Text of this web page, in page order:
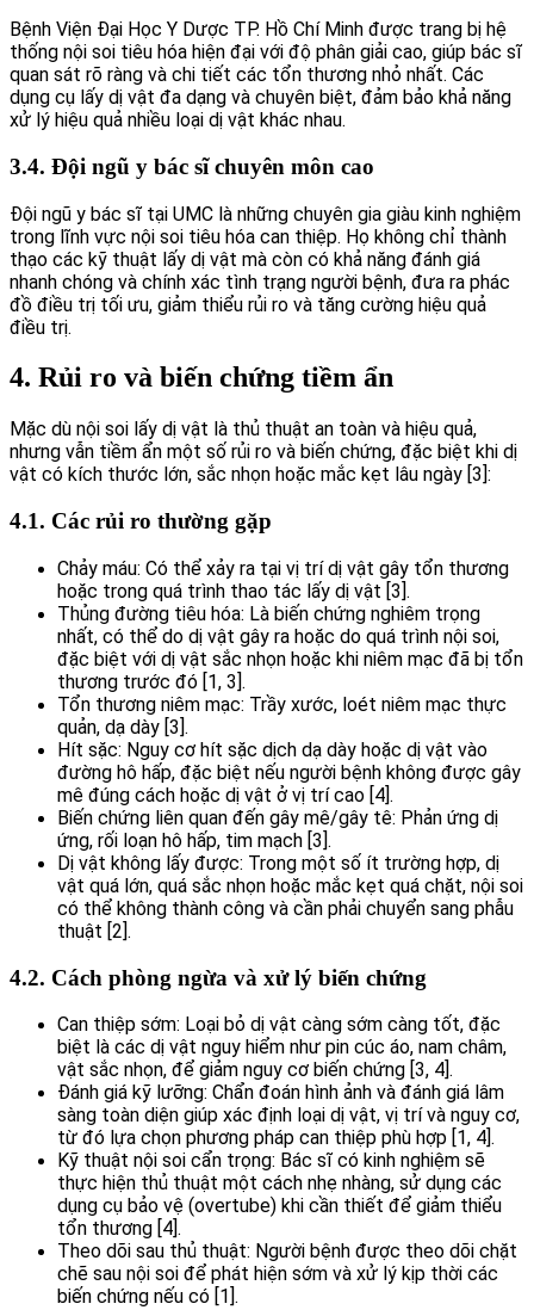
Bệnh Viện Đại Học Y Dược TP. Hồ Chí Minh được trang bị hệ
thống nội soi tiêu hóa hiện đại với độ phân giải cao, giúp bác sĩ
quan sát rõ ràng và chi tiết các tổn thương nhỏ nhất. Các
dụng cụ lấy dị vật đa dạng và chuyên biệt, đảm bảo khả năng
xử lý hiệu quả nhiều loại dị vật khác nhau.
3.4. Đội ngũ y bác sĩ chuyên môn cao
Đội ngũ y bác sĩ tại UMC là những chuyên gia giàu kinh nghiệm
trong lĩnh vực nội soi tiêu hóa can thiệp. Họ không chỉ thành
thạo các kỹ thuật lấy dị vật mà còn có khả năng đánh giá
nhanh chóng và chính xác tình trạng người bệnh, đưa ra phác
đồ điều trị tối ưu, giảm thiểu rủi ro và tăng cường hiệu quả
điều trị.
4. Rủi ro và biến chứng tiềm ẩn
Mặc dù nội soi lấy dị vật là thủ thuật an toàn và hiệu quả,
nhưng vẫn tiềm ẩn một số rủi ro và biến chứng, đặc biệt khi dị
vật có kích thước lớn, sắc nhọn hoặc mắc kẹt lâu ngày [3]:
4.1. Các rủi ro thường gặp
Chảy máu: Có thể xảy ra tại vị trí dị vật gây tổn thương
hoặc trong quá trình thao tác lấy dị vật [3].
Thủng đường tiêu hóa: Là biến chứng nghiêm trọng
nhất, có thể do dị vật gây ra hoặc do quá trình nội soi,
đặc biệt với dị vật sắc nhọn hoặc khi niêm mạc đã bị tổn
thương trước đó [1, 3].
Tổn thương niêm mạc: Trầy xước, loét niêm mạc thực
quản, dạ dày [3].
Hít sặc: Nguy cơ hít sặc dịch dạ dày hoặc dị vật vào
đường hô hấp, đặc biệt nếu người bệnh không được gây
mê đúng cách hoặc dị vật ở vị trí cao [4].
Biến chứng liên quan đến gây mê/gây tê: Phản ứng dị
ứng, rối loạn hô hấp, tim mạch [3].
Dị vật không lấy được: Trong một số ít trường hợp, dị
vật quá lớn, quá sắc nhọn hoặc mắc kẹt quá chặt, nội soi
có thể không thành công và cần phải chuyển sang phẫu
thuật [2].
4.2. Cách phòng ngừa và xử lý biến chứng
Can thiệp sớm: Loại bỏ dị vật càng sớm càng tốt, đặc
biệt là các dị vật nguy hiểm như pin cúc áo, nam châm,
vật sắc nhọn, để giảm nguy cơ biến chứng [3, 4].
Đánh giá kỹ lưỡng: Chẩn đoán hình ảnh và đánh giá lâm
sàng toàn diện giúp xác định loại dị vật, vị trí và nguy cơ,
từ đó lựa chọn phương pháp can thiệp phù hợp [1, 4].
Kỹ thuật nội soi cẩn trọng: Bác sĩ có kinh nghiệm sẽ
thực hiện thủ thuật một cách nhẹ nhàng, sử dụng các
dụng cụ bảo vệ (overtube) khi cần thiết để giảm thiểu
tổn thương [4].
Theo dõi sau thủ thuật: Người bệnh được theo dõi chặt
chẽ sau nội soi để phát hiện sớm và xử lý kịp thời các
biến chứng nếu có [1].